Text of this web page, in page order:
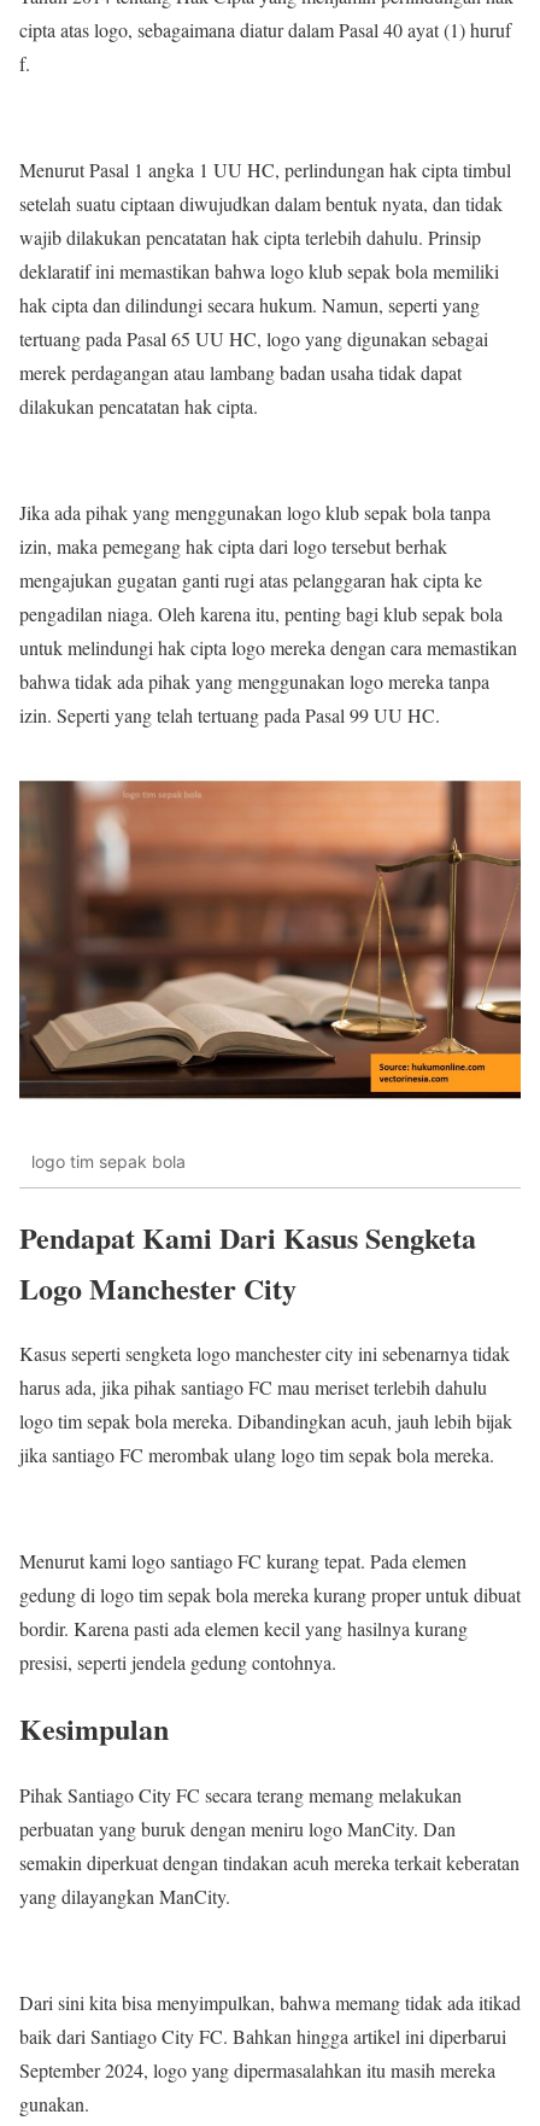
cipta atas logo, sebagaimana diatur dalam Pasal 40 ayat (1) huruf
f.
Menurut Pasal 1 angka 1 UU HC, perlindungan hak cipta timbul
setelah suatu ciptaan diwujudkan dalam bentuk nyata, dan tidak
wajib dilakukan pencatatan hak cipta terlebih dahulu. Prinsip
deklaratif ini memastikan bahwa logo klub sepak bola memiliki
hak cipta dan dilindungi secara hukum. Namun, seperti yang
tertuang pada Pasal 65 UU HC, logo yang digunakan sebagai
merek perdagangan atau lambang badan usaha tidak dapat
dilakukan pencatatan hak cipta.
Jika ada pihak yang menggunakan logo klub sepak bola tanpa
izin, maka pemegang hak cipta dari logo tersebut berhak
mengajukan gugatan ganti rugi atas pelanggaran hak cipta ke
pengadilan niaga. Oleh karena itu, penting bagi klub sepak bola
untuk melindungi hak cipta logo mereka dengan cara memastikan
bahwa tidak ada pihak yang menggunakan logo mereka tanpa
izin. Seperti yang telah tertuang pada Pasal 99 UU HC.
logo tim sepak bola
Pendapat Kami Dari Kasus Sengketa
Logo Manchester City
Kasus seperti sengketa logo manchester city ini sebenarnya tidak
harus ada, jika pihak santiago FC mau meriset terlebih dahulu
logo tim sepak bola mereka. Dibandingkan acuh, jauh lebih bijak
jika santiago FC merombak ulang logo tim sepak bola mereka.
Menurut kami logo santiago FC kurang tepat. Pada elemen
gedung di logo tim sepak bola mereka kurang proper untuk dibuat
bordir. Karena pasti ada elemen kecil yang hasilnya kurang
presisi, seperti jendela gedung contohnya.
Kesimpulan
Pihak Santiago City FC secara terang memang melakukan
perbuatan yang buruk dengan meniru logo ManCity. Dan
semakin diperkuat dengan tindakan acuh mereka terkait keberatan
yang dilayangkan ManCity.
Dari sini kita bisa menyimpulkan, bahwa memang tidak ada itikad
baik dari Santiago City FC. Bahkan hingga artikel ini diperbarui
September 2024, logo yang dipermasalahkan itu masih mereka
gunakan.